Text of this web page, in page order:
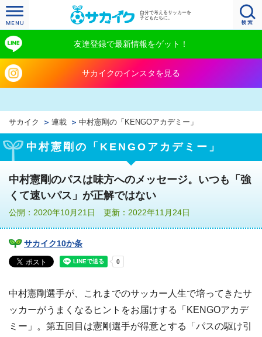
自分で考えるサッカーを
子どもたちに。
友達登録で最新情報をゲット！
サカイクのインスタを見る
サカイク 連載 中村憲剛の「KENGOアカデミー」
中村憲剛の「KENGOアカデミー」
中村憲剛のパスは味方へのメッセージ。いつも「強
くて速いパス」が正解ではない
公開：2020年10月21日 更新：2022年11月24日
サカイク10か条
中村憲剛選手が、これまでのサッカー人生で培ってきたサ
ッカーがうまくなるヒントをお届けする「KENGOアカデ
ミー」。第五回目は憲剛選手が得意とする「パスの駆け引